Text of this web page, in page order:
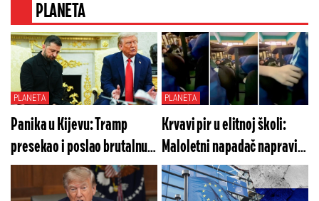
PLANETA
PLANETA
Panika u Kijevu: Tramp
presekao i poslao brutalnu
poruku o municiji
PLANETA
Krvavi pir u elitnoj školi:
Maloletni napadač napravio
opšti haos, ima mrtvih i
ranjenih (VIDEO)